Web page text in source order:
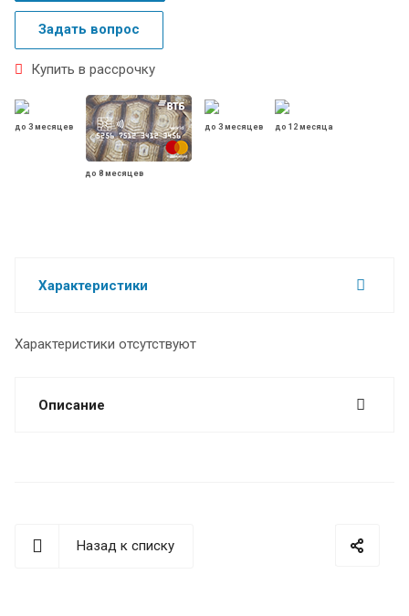
Задать вопрос
Купить в рассрочку
до 3 месяцев
до 8 месяцев
до 3 месяцев до 12 месяца
Характеристики
Характеристики отсутствуют
Описание
Назад к списку